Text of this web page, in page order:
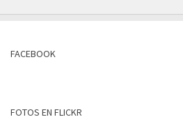
FACEBOOK
FOTOS EN FLICKR